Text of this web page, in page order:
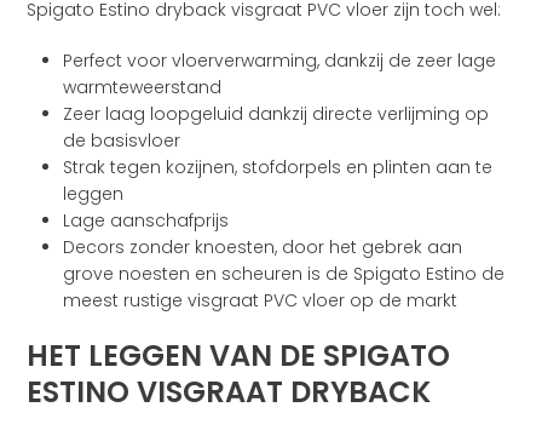
Spigato Estino dryback visgraat PVC vloer zijn toch wel:
Perfect voor vloerverwarming, dankzij de zeer lage
warmteweerstand
Zeer laag loopgeluid dankzij directe verlijming op
de basisvloer
Strak tegen kozijnen, stofdorpels en plinten aan te
leggen
Lage aanschafprijs
Decors zonder knoesten, door het gebrek aan
grove noesten en scheuren is de Spigato Estino de
meest rustige visgraat PVC vloer op de markt
HET LEGGEN VAN DE SPIGATO
ESTINO VISGRAAT DRYBACK